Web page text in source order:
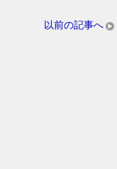
以前の記事へ